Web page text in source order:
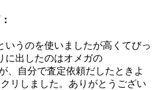
いうのを使いましたが高くてびっ
に出したのはオメガの
、自分で査定依頼だしたときよ
リしました。ありがとうござい